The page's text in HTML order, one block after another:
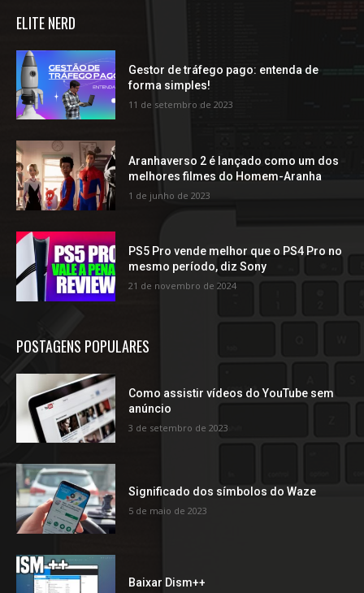
ELITE NERD
Gestor de tráfego pago: entenda de
forma simples!
11 de setembro de 2023
Aranhaverso 2 é lançado como um dos
melhores filmes do Homem-Aranha
1 de junho de 2023
PS5 Pro vende melhor que o PS4 Pro no
mesmo período, diz Sony
21 de novembro de 2024
POSTAGENS POPULARES
Como assistir vídeos do YouTube sem
anúncio
3 de setembro de 2023
Significado dos símbolos do Waze
5 de maio de 2023
Baixar Dism++